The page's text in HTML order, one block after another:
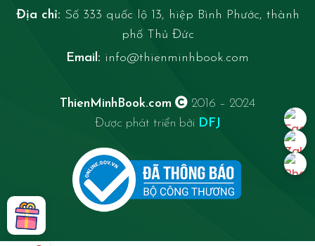
Địa chỉ: Số 333 quốc lộ 13, hiệp Bình Phước, thành
phố Thủ Đức
Email: info@thienminhbook.com
ThienMinhBook.com
2016 – 2024
Được phát triển bởi DFJ